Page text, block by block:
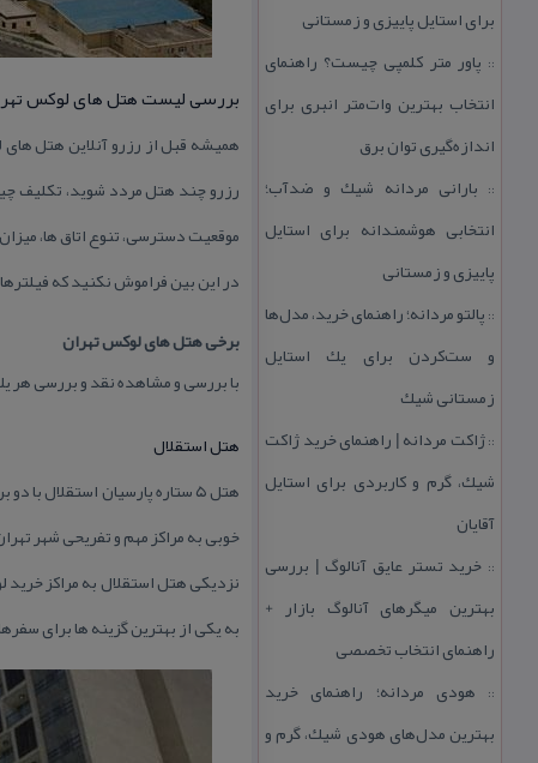
برای استایل پاییزی و زمستانی
:: پاور متر كلمپی چیست؟ راهنمای
انتخاب بهترین وات‌متر انبری برای
اندازه‌گیری توان برق
:: بارانی مردانه شیك و ضدآب؛
انتخابی هوشمندانه برای استایل
پاییزی و زمستانی
:: پالتو مردانه؛ راهنمای خرید، مدل‌ها
و ست‌كردن برای یك استایل
زمستانی شیك
::ژاكت مردانه | راهنمای خرید ژاكت
شیك، گرم و كاربردی برای استایل
آقایان
:: خرید تستر عایق آنالوگ | بررسی
بهترین میگرهای آنالوگ بازار +
راهنمای انتخاب تخصصی
:: هودی مردانه؛ راهنمای خرید
بهترین مدل‌های هودی شیك، گرم و
بررسی لیست هتل های لوكس
همیشه قبل از رزرو آنلاین هتل
رزرو چند هتل مردد شوید، تكلیف
موقعیت دسترسی، تنوع اتاق ها،
در این بین فراموش نكنید كه
برخی هتل های لوكس تهران
با بررسی و مشاهده نقد و بررسی هر
هتل استقلال
هتل ۵ ستاره پارسیان استقلال
خوبی به مراكز مهم و تفریحی شهر
نزدیكی هتل استقلال به مراكز خرید
به یكی از بهترین گزینه ها برای